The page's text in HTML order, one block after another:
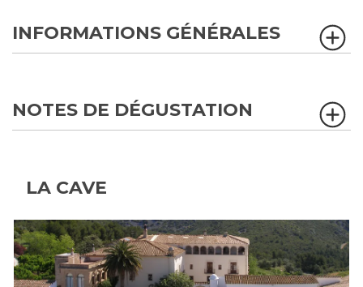
INFORMATIONS GÉNÉRALES
NOTES DE DÉGUSTATION
LA CAVE